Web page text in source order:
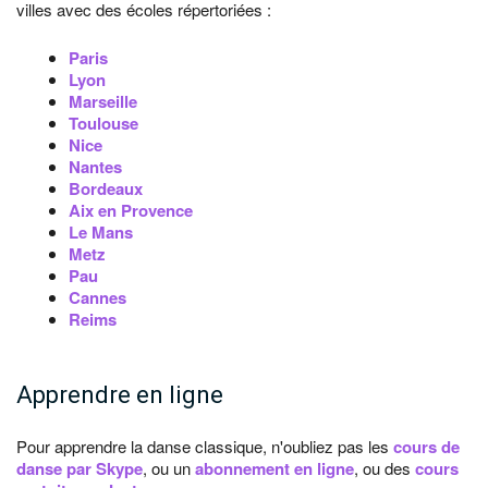
villes avec des écoles répertoriées :
Paris
Lyon
Marseille
Toulouse
Nice
Nantes
Bordeaux
Aix en Provence
Le Mans
Metz
Pau
Cannes
Reims
Apprendre en ligne
Pour apprendre la danse classique, n'oubliez pas les cours de
danse par Skype, ou unabonnement en ligne, ou des cours